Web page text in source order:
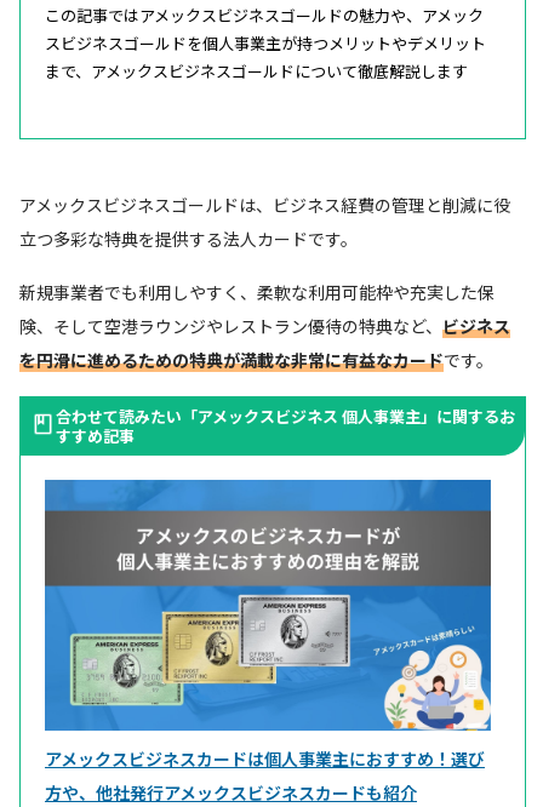
この記事ではアメックスビジネスゴールドの魅力や、アメック
スビジネスゴールドを個人事業主が持つメリットやデメリット
まで、アメックスビジネスゴールドについて徹底解説します
アメックスビジネスゴールドは、ビジネス経費の管理と削減に役
立つ多彩な特典を提供する法人カードです。
新規事業者でも利用しやすく、柔軟な利用可能枠や充実した保
険、そして空港ラウンジやレストラン優待の特典など、 ビジネス
を円滑に進めるための特典が満載な非常に有益なカードです。
合わせて読みたい「アメックスビジネス 個人事業主」に関するお
すすめ記事
アメックスビジネスカードは個人事業主におすすめ！選び
方や、他社発行アメックスビジネスカードも紹介